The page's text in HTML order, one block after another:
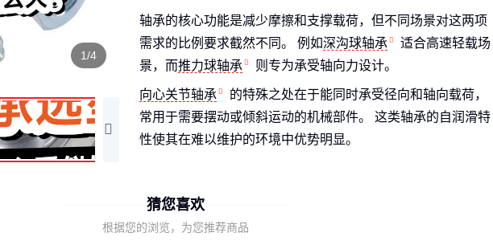
1/4
轴承的核心功能是减少摩擦和支撑载荷，但不同场景对这两项
需求的比例要求截然不同。 例如深沟球轴承
适合高速轻载场
景，而推力球轴承 则专为承受轴向力设计。
向心关节轴承
的特殊之处在于能同时承受径向和轴向载荷，
常用于需要摆动或倾斜运动的机械部件。 这类轴承的自润滑特
性使其在难以维护的环境中优势明显。
用中表现可能天差地别。
猜您喜欢
根据您的浏览，为您推荐商品